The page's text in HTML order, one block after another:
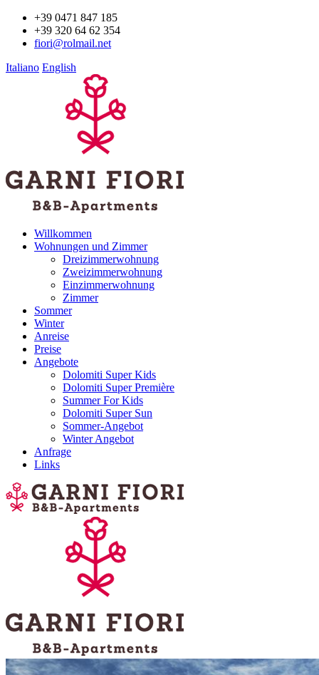
+39 0471 847 185
+39 320 64 62 354
fiori@rolmail.net
Italiano English
Willkommen
Wohnungen und Zimmer
Dreizimmerwohnung
Zweizimmerwohnung
Einzimmerwohnung
Zimmer
Sommer
Winter
Anreise
Preise
Angebote
Dolomiti Super Kids
Dolomiti Super Première
Summer For Kids
Dolomiti Super Sun
Sommer-Angebot
Winter Angebot
Anfrage
Links